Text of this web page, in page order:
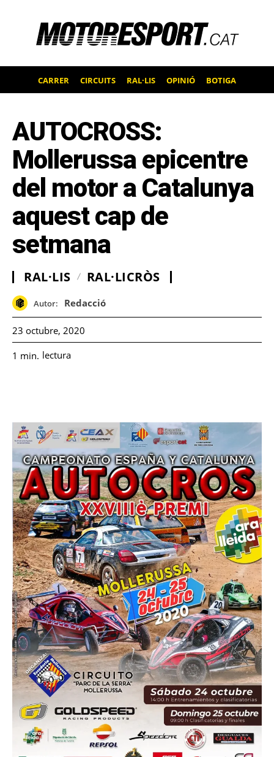
CARRER CIRCUITS RAL·LIS OPINIÓ BOTIGA
AUTOCROSS:
Mollerussa epicentre
del motor a Catalunya
aquest cap de
setmana
RAL·LIS RAL·LICRÒS
Autor: Redacció
23 octubre, 2020
1 min. lectura